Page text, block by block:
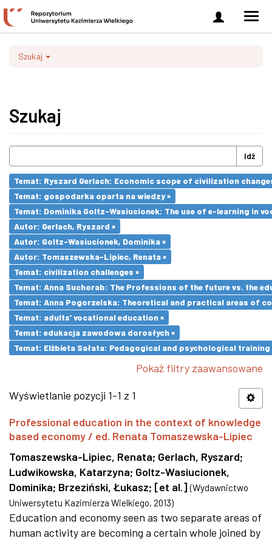
Zaloguj
się
Szukaj
Szukaj
Idź
Temat: Ryszard Gerlach: Economic scope of civilization
Temat: gospodarka oparta na wiedzy ×
Temat: Dominika Goltz-Wasiucionek: The use of e-learning in
Autor: Gerlach, Ryszard ×
Autor: Goltz-Wasiucionek, Dominika ×
Autor: Tomaszewska-Lipiec, Renata ×
Temat: civilization challenges ×
Temat: Anna Suchorab: The Professions of the future vs. the
Temat: Anna Pogorzelska: Theoretical and practical areas of
Temat: adults’ vocational education ×
Temat: edukacja zawodowa dorosłych ×
Temat: Elżbieta Sałata: Pedagogical and psychological
Pokaż filtry zaawansowane
Wyświetlanie pozycji 1-1 z 1
Professional education in the context of knowledge
based economy / ed. Renata Tomaszewska-Lipiec
Tomaszewska-Lipiec, Renata; Gerlach, Ryszard;
Ludwikowska, Katarzyna; Goltz-Wasiucionek,
Dominika; Brzeziński, Łukasz; [et al.] (Wydawnictwo
Uniwersytetu Kazimierza Wielkiego, 2013)
Education and economy seen as two separate areas of
human activity are becoming a certain whole joined by